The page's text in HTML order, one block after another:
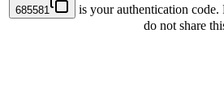
685581
is your authentication
do not share